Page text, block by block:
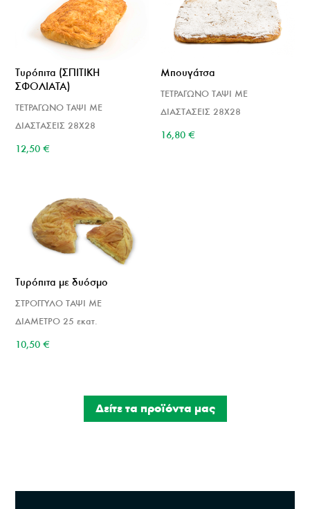
Τυρόπιτα (ΣΠΙΤΙΚΗ
ΣΦΟΛΙΑΤΑ)
ΤΕΤΡΑΓΩΝΟ ΤΑΨΙ ΜΕ
ΔΙΑΣΤΑΣΕΙΣ 28Χ28
12,50€
Μπουγάτσα
ΤΕΤΡΑΓΩΝΟ ΤΑΨΙ ΜΕ
ΔΙΑΣΤΑΣΕΙΣ 28Χ28
16,80€
Τυρόπιτα με δυόσμο
ΣΤΡΟΓΓΥΛΟ ΤΑΨΙ ΜΕ
ΔΙΑΜΕΤΡΟ 25 εκατ.
10,50€
Δείτε τα προϊόντα μας